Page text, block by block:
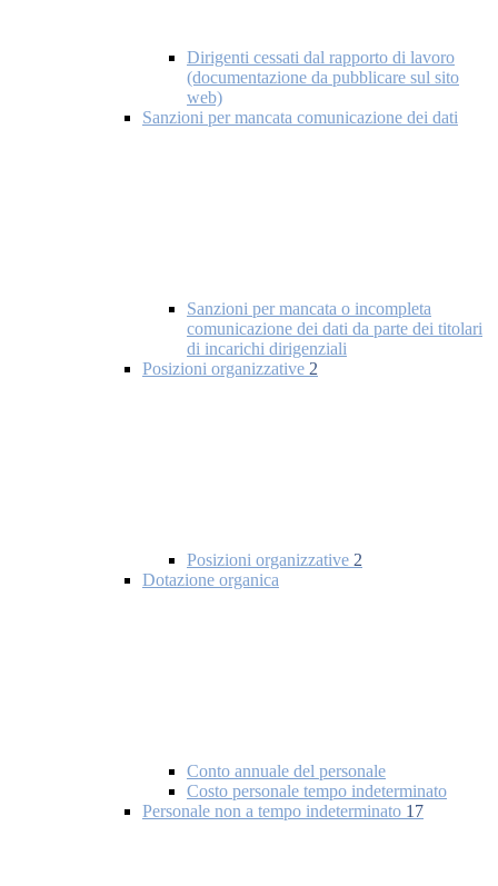
Dirigenti cessati dal rapporto di lavoro
(documentazione da pubblicare sul sito
web)
Sanzioni per mancata comunicazione dei dati
Sanzioni per mancata o incompleta
comunicazione dei dati da parte dei titolari
di incarichi dirigenziali
Posizioni organizzative 2
Posizioni organizzative 2
Dotazione organica
Conto annuale del personale
Costo personale tempo indeterminato
Personale non a tempo indeterminato 17